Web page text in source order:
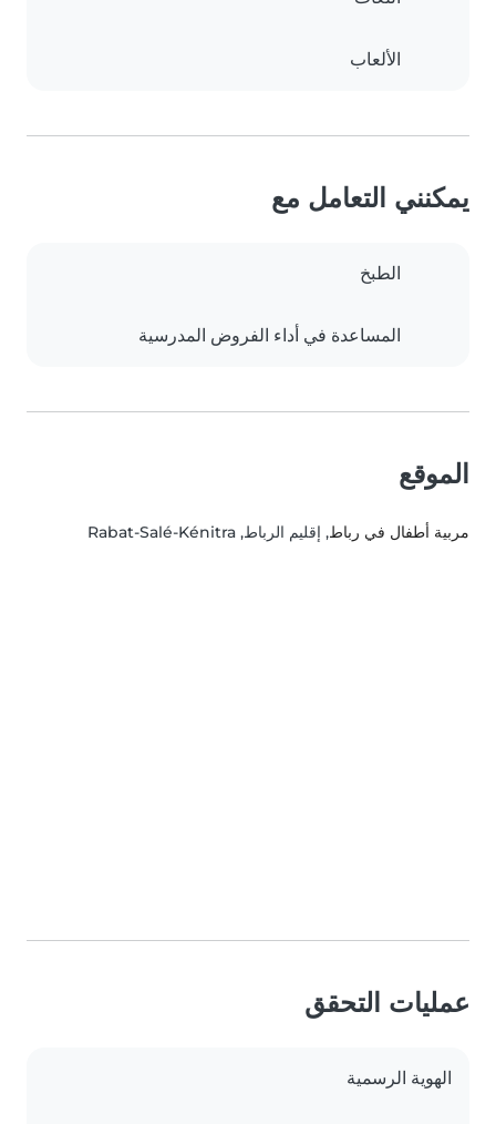
الألعاب
يمكنني التعامل مع
الطبخ
المساعدة في أداء الفروض المدرسية
الموقع
مربية أطفال في رباط, إقليم الرباط, Rabat-Salé-Kénitra
عمليات التحقق
الهوية الرسمية